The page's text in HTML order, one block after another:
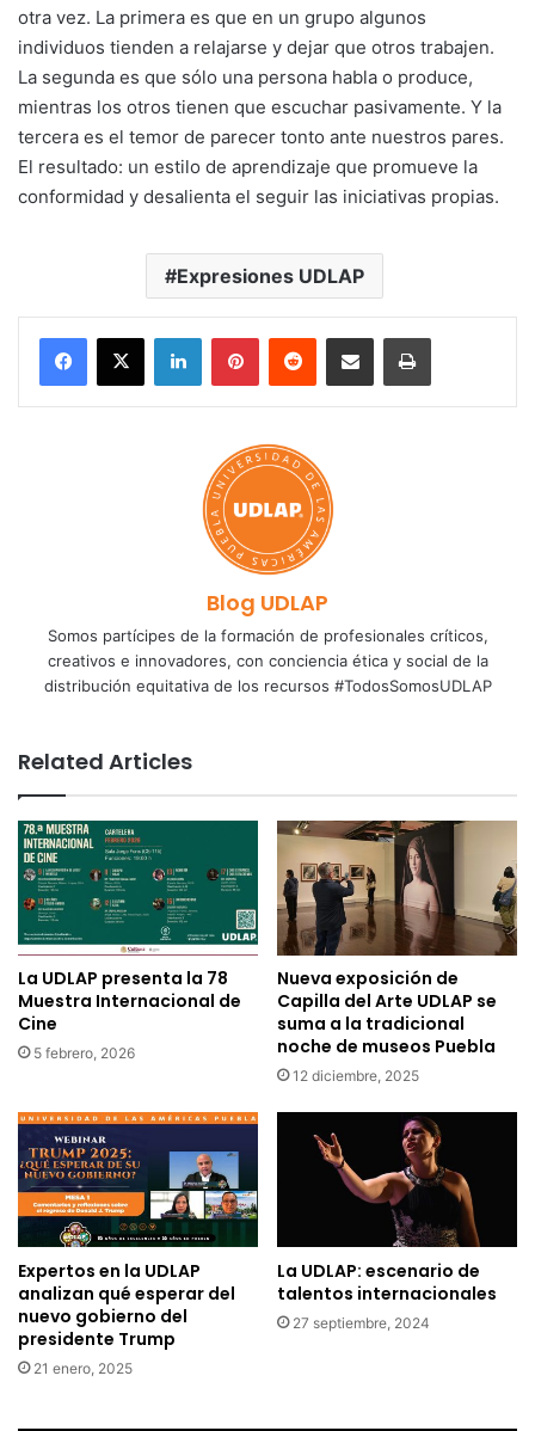
otra vez. La primera es que en un grupo algunos
individuos tienden a relajarse y dejar que otros trabajen.
La segunda es que sólo una persona habla o produce,
mientras los otros tienen que escuchar pasivamente. Y la
tercera es el temor de parecer tonto ante nuestros pares.
El resultado: un estilo de aprendizaje que promueve la
conformidad y desalienta el seguir las iniciativas propias.
Expresiones UDLAP
LinkedInPinterestReddit Share via Email Print
Blog UDLAP
Somos partícipes de la formación de profesionales críticos,
creativos e innovadores, con conciencia ética y social de la
distribución equitativa de los recursos #TodosSomosUDLAP
Related Articles
La UDLAP presenta la 78
Muestra Internacional de
Cine
5 febrero, 2026
Nueva exposición de
Capilla del Arte UDLAP se
suma a la tradicional
noche de museos Puebla
12 diciembre, 2025
Expertos en la UDLAP
analizan qué esperar del
nuevo gobierno del
presidente Trump
21 enero, 2025
La UDLAP: escenario de
talentos internacionales
27 septiembre, 2024